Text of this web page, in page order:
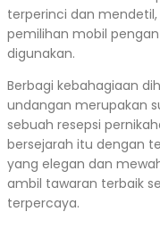
terperinci dan
pemilihan mobil
digunakan.
Berbagi kebahagiaan
undangan merupakan
sebuah resepsi
bersejarah itu dengan
yang elegan dan
ambil tawaran terbaik
terpercaya.